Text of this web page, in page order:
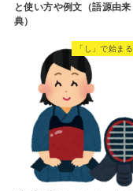
と使い方や例文（語源由来
典）
「し」で始ま